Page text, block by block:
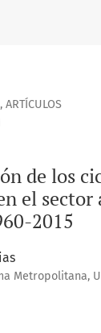
los ciclos
, ARTÍCULOS
de los
el
2015
Metropolitana,